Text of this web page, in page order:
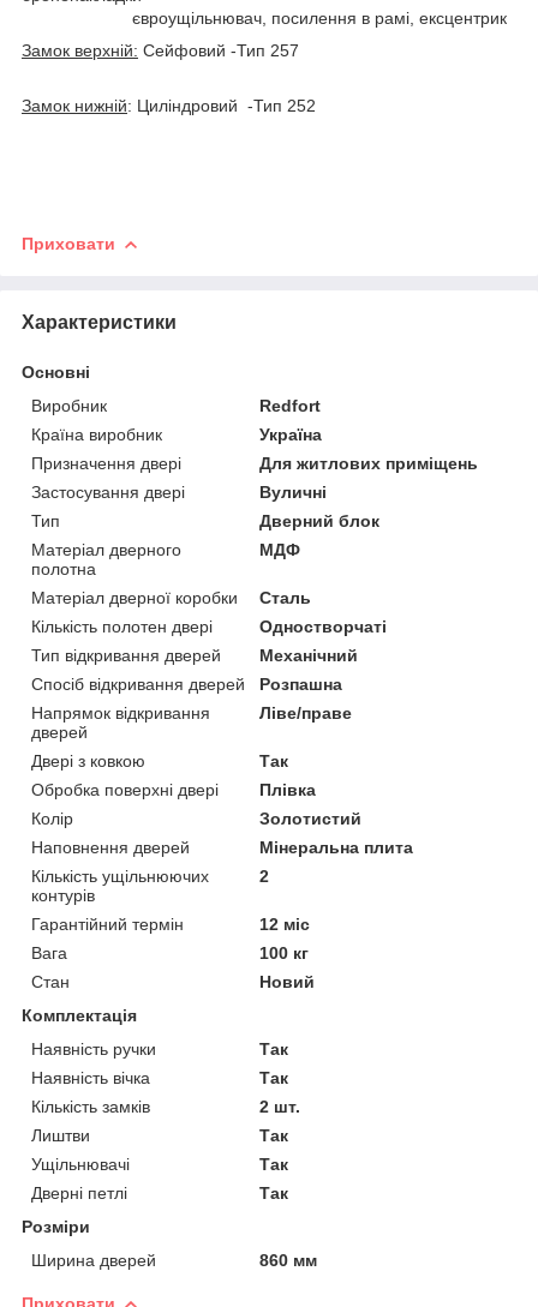
євроущільнювач, посилення в рамі, ексцентрик
Замок верхній: Сейфовий -Тип 257
Замок нижній: Циліндровий -Тип 252
Приховати
Характеристики
Основні
Виробник
Redfort
Країна виробник
Україна
Призначення двері
Для житлових приміщень
Застосування двері
Вуличні
Тип
Дверний блок
Матеріал дверного
полотна
МДФ
Матеріал дверної коробки
Сталь
Кількість полотен двері
Одностворчаті
Тип відкривання дверей
Механічний
Спосіб відкривання дверей
Розпашна
Напрямок відкривання
дверей
Ліве/праве
Двері з ковкою
Так
Обробка поверхні двері
Плівка
Колір
Золотистий
Наповнення дверей
Мінеральна плита
Кількість ущільнюючих
контурів
2
Гарантійний термін
12 міс
Вага
100 кг
Стан
Новий
Комплектація
Наявність ручки
Так
Наявність вічка
Так
Кількість замків
2 шт.
Лиштви
Так
Ущільнювачі
Так
Дверні петлі
Так
Розміри
Ширина дверей
860 мм
Приховати